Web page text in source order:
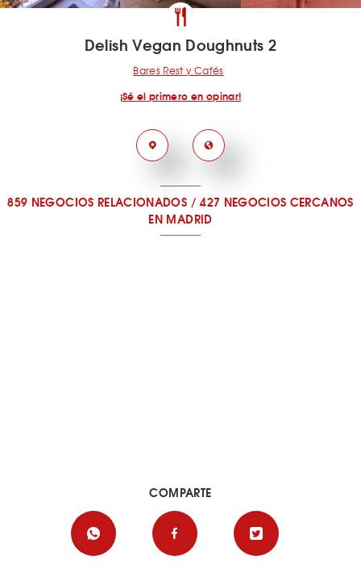
Delish Vegan Doughnuts 2
Bares Rest y Cafés
¡Sé el primero en opinar!
859 NEGOCIOS RELACIONADOS /427 NEGOCIOS CERCANOS
EN MADRID
COMPARTE